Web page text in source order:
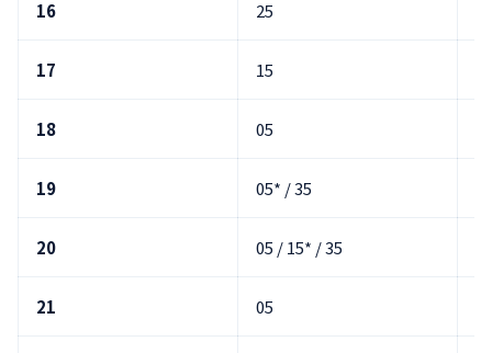
16 25
17 15
18 05
19 05* / 35
20 05 / 15* / 35
21 05